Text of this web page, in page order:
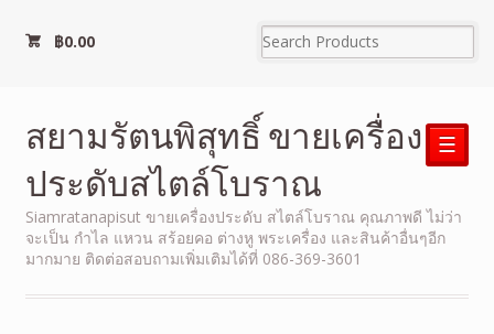
฿0.00
สยามรัตนพิสุทธิ์ ขายเครื่อง
ประดับสไตล์โบราณ
Siamratanapisut ขายเครื่องประดับ สไตล์โบราณ คุณภาพดี ไม่ว่า
จะเป็น กำไล แหวน สร้อยคอ ต่างหู พระเครื่อง และสินค้าอื่นๆอีก
มากมาย ติดต่อสอบถามเพิ่มเติมได้ที่ 086-369-3601
☰